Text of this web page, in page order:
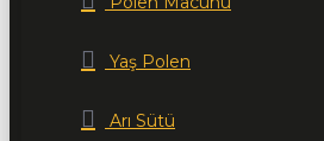
Yaş Polen
Arı Sütü